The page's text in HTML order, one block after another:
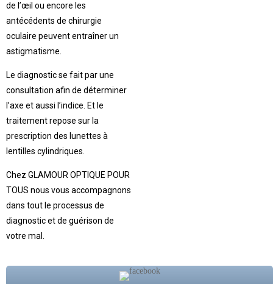
de l’œil ou encore les
antécédents de chirurgie
oculaire peuvent entraîner un
astigmatisme.
Le diagnostic se fait par une
consultation afin de déterminer
l’axe et aussi l’indice. Et le
traitement repose sur la
prescription des lunettes à
lentilles cylindriques.
Chez GLAMOUR OPTIQUE POUR
TOUS nous vous accompagnons
dans tout le processus de
diagnostic et de guérison de
votre mal.